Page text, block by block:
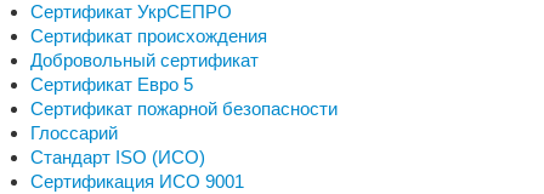
Сертификат УкрСЕПРО
Сертификат происхождения
Добровольный сертификат
Сертификат Евро 5
Сертификат пожарной безопасности
Глоссарий
Стандарт ISO (ИСО)
Сертификация ИСО 9001